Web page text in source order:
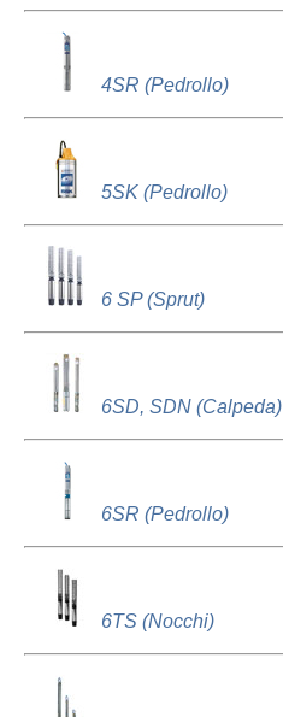
4SR (Pedrollo)
5SK (Pedrollo)
6 SP (Sprut)
6SD, SDN (Calpeda)
6SR (Pedrollo)
6TS (Nocchi)